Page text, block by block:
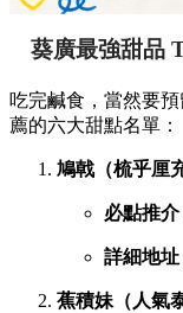
葵廣最強甜品
吃完鹹食，當然要
薦的六大甜點名單：
鳩戟（梳乎厘
必點推介
詳細地址
蕉積妹（人氣